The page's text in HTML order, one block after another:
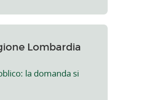
Lombardia
la domanda si